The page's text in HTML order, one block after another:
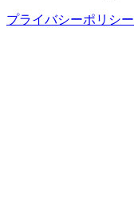
プライバシーポリシー